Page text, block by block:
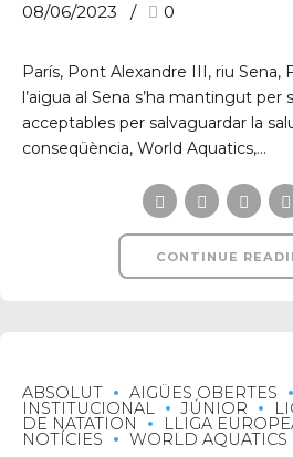
08/06/2023 0
París, Pont Alexandre III, riu Sena,
l’aigua al Sena s’ha mantingut per
acceptables per salvaguardar la
conseqüència, World Aquatics,...
CONTINUE
ABSOLUT AIGÜES OBERTES
INSTITUCIONAL JÚNIOR
DE NATATION LLIGA
NOTÍCIES WORLD AQUATICS